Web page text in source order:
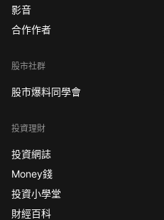
影音
合作作者
股市社群
股市爆料同學會
投資理財
投資網誌
Money錢
投資小學堂
財經百科